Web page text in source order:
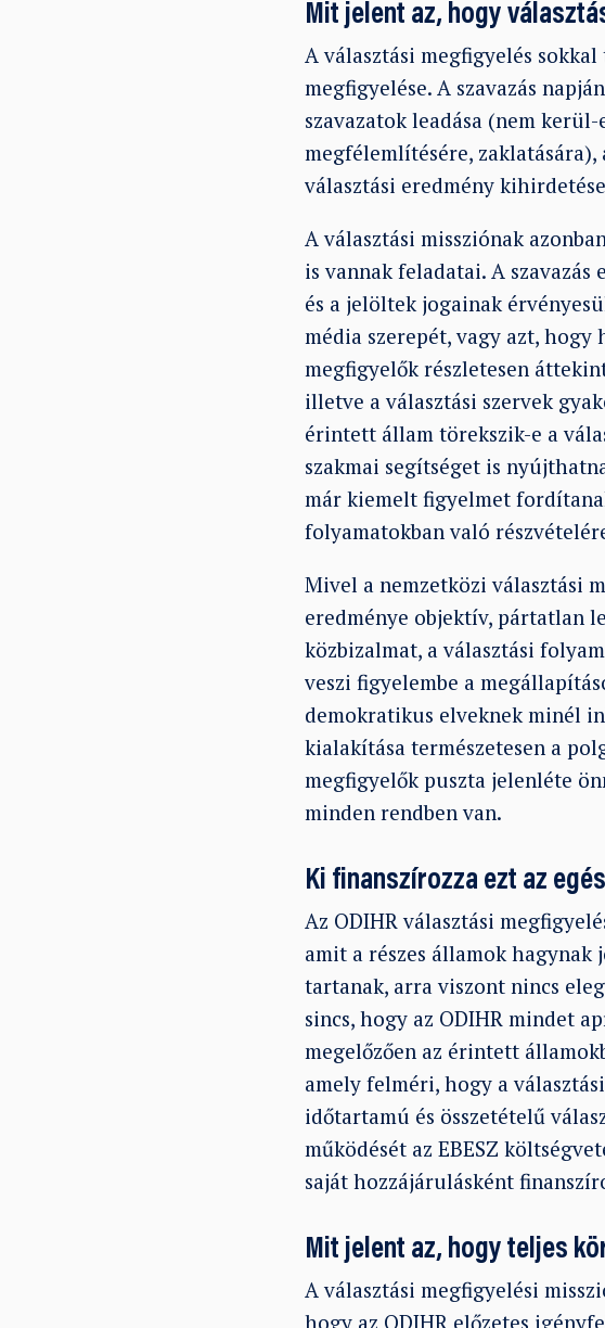
Mit jelent az, hogy
A választási megfigyelés
megfigyelése. A szavazás
szavazatok leadása (nem
megfélemlítésére, zaklatására),
választási eredmény
A választási missziónak
is vannak feladatai. A
és a jelöltek jogainak
média szerepét, vagy azt, hogy
megfigyelők részletesen
illetve a választási szervek
érintett állam törekszik-e a
szakmai segítséget is
már kiemelt figyelmet
folyamatokban való
Mivel a nemzetközi választási
eredménye objektív, pártatlan
közbizalmat, a választási
veszi figyelembe a
demokratikus elveknek minél
kialakítása természetesen a
megfigyelők puszta jelenléte
minden rendben van.
Ki finanszírozza ezt az
Az ODIHR választási
amit a részes államok hagynak
tartanak, arra viszont nincs
sincs, hogy az ODIHR mindet
megelőzően az érintett
amely felméri, hogy a
időtartamú és összetételű
működését az EBESZ
saját hozzájárulásként
Mit jelent az, hogy teljes
A választási megfigyelési
hogy az ODIHR előzetes